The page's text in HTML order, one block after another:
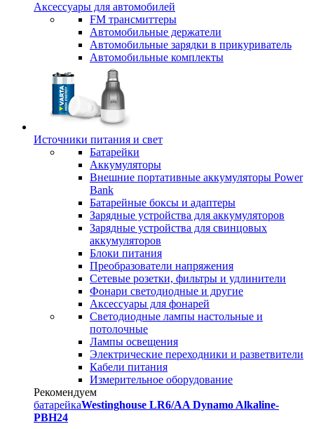
Аксессуары для автомобилей
FM трансмиттеры
Автомобильные держатели
Автомобильные зарядки в прикуриватель
Автомобильные комплекты
Источники питания и свет
Батарейки
Аккумуляторы
Внешние портативные аккумуляторы Power
Bank
Батарейные боксы и адаптеры
Зарядные устройства для аккумуляторов
Зарядные устройства для свинцовых
аккумуляторов
Блоки питания
Преобразователи напряжения
Сетевые розетки, фильтры и удлинители
Фонари светодиодные и другие
Аксессуары для фонарей
Светодиодные лампы настольные и
потолочные
Лампы освещения
Электрические переходники и разветвители
Кабели питания
Измерительное оборудование
Рекомендуем
батарейкаWestinghouse LR6/AA Dynamo Alkaline-
PBH24